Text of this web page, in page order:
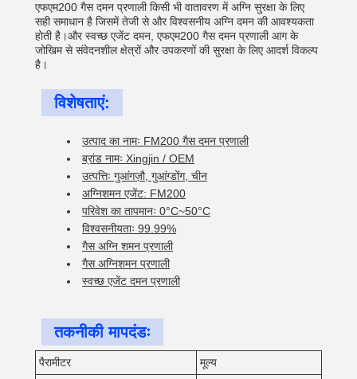
एफएम200 गैस दमन प्रणाली किसी भी वातावरण में अग्नि सुरक्षा के लिए
सही समाधान है जिसमें तेजी से और विश्वसनीय अग्नि दमन की आवश्यकता
होती है।और स्वच्छ एजेंट दमन, एफएम200 गैस दमन प्रणाली आग के
जोखिम से संवेदनशील क्षेत्रों और उपकरणों की सुरक्षा के लिए आदर्श विकल्प
है।
विशेषताएं:
उत्पाद का नामः FM200 गैस दमन प्रणाली
ब्रांड नामः Xingjin / OEM
उत्पत्तिः गुआंगज़ौ, गुआंग्डोंग, चीन
अग्निशमन एजेंट: FM200
परिवेश का तापमानः 0°C~50°C
विश्वसनीयताः 99.99%
गैस अग्नि शमन प्रणाली
गैस अग्निशमन प्रणाली
स्वच्छ एजेंट दमन प्रणाली
तकनीकी मापदंडः
पैरामीटर
मूल्य